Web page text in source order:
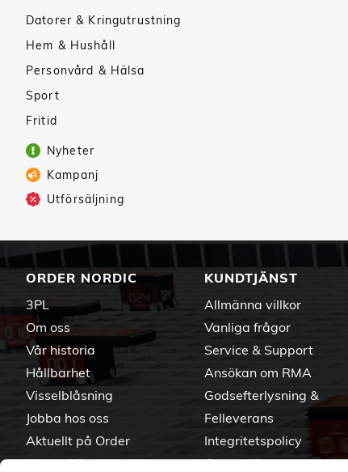
Datorer & Kringutrustning
Hem & Hushåll
Personvård & Hälsa
Sport
Fritid
Nyheter
Kampanj
Utförsäljning
ORDER NORDIC
3PL
Om oss
Vår historia
Hållbarhet
Visselblåsning
Jobba hos oss
Aktuellt på Order
Varumärken
KUNDTJÄNST
Allmänna villkor
Vanliga frågor
Service & Support
Ansökan om RMA
Godsefterlysning &
Felleverans
Integritetspolicy
Om cookies